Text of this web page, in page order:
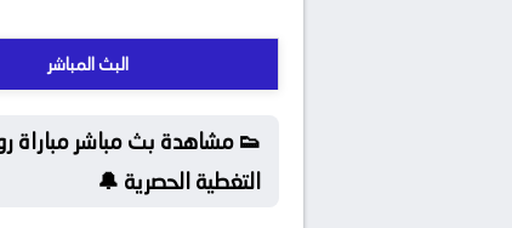
البث المباشر
👟 مشاهدة بث مباشر مباراة
التغطية الحصرية 🔔